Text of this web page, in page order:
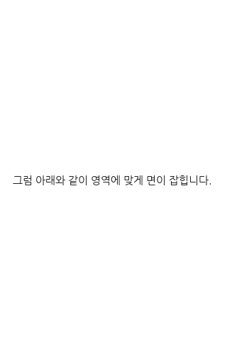
그럼 아래와 같이 영역에 맞게 면이 잡힙니다.